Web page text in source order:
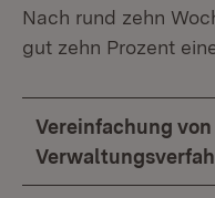
Nach rund zehn
gut zehn Prozent
Vereinfachung von